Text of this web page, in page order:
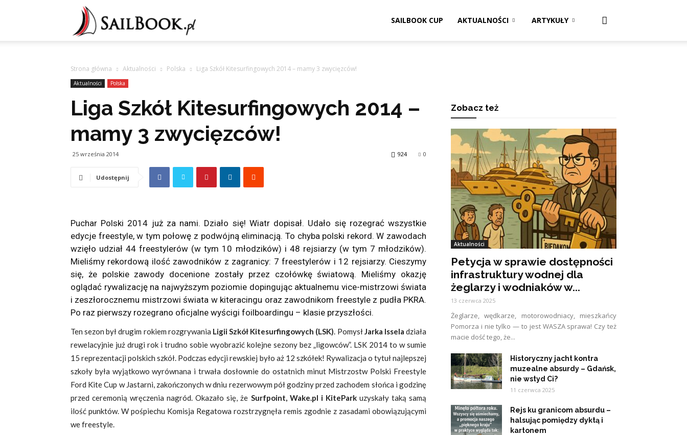
SAILBOOK CUP AKTUALNOŚCI ARTYKUŁY
Strona główna Aktualności Polska Liga Szkół Kitesurfingowych 2014 – mamy 3 zwycięzców!
Aktualności Polska
Liga Szkół Kitesurfingowych 2014 –
mamy 3 zwycięzców!
25 września 2014 0
924
Udostępnij
Puchar Polski 2014 już za nami. Działo się! Wiatr dopisał. Udało się rozegrać wszystkie
edycje freestyle, w tym połowę z podwójną eliminacją. To chyba polski rekord. W zawodach
wzięło udział 44 freestylerów (w tym 10 młodzików) i 48 rejsiarzy (w tym 7 młodzików).
Mieliśmy rekordową ilość zawodników z zagranicy: 7 freestylerów i 12 rejsiarzy. Cieszymy
się, że polskie zawody docenione zostały przez czołówkę światową. Mieliśmy okazję
oglądać rywalizację na najwyższym poziomie dopingując aktualnemu vice-mistrzowi świata
i zeszłorocznemu mistrzowi świata w kiteracingu oraz zawodnikom freestyle z pudła PKRA.
Po raz pierwszy rozegrano oficjalne wyścigi foilboardingu – klasie przyszłości.
Ten sezon był drugim rokiem rozgrywania Ligii Szkół Kitesurfingowych (LSK). PomysłJarka Issela działa
rewelacyjnie już drugi rok i trudno sobie wyobrazić kolejne sezony bez „ligowców”. LSK 2014 to w sumie
15 reprezentacji polskich szkół. Podczas edycji rewskiej było aż 12 szkółek! Rywalizacja o tytuł najlepszej
szkoły była wyjątkowo wyrównana i trwała dosłownie do ostatnich minut Mistrzostw Polski Freestyle
Ford Kite Cup w Jastarni, zakończonych w dniu rezerwowym pół godziny przed zachodem słońca i godzinę
przed ceremonią wręczenia nagród. Okazało się, że Surfpoint, Wake.pl i KiteParkuzyskały taką samą
ilość punktów. W pośpiechu Komisja Regatowa rozstrzygnęła remis zgodnie z zasadami obowiązującymi
we freestyle.
Zobacz też
Aktualności
Petycja w sprawie dostępności
infrastruktury wodnej dla
żeglarzy i wodniaków w...
13 czerwca 2025
Żeglarze, wędkarze, motorowodniacy, mieszkańcy
Pomorza i nie tylko — to jest WASZA sprawa! Czy też
macie dość tego, że...
Historyczny jacht kontra
muzealne absurdy – Gdańsk,
nie wstyd Ci?
11 czerwca 2025
Rejs ku granicom absurdu –
halsując pomiędzy dyktą i
kartonem